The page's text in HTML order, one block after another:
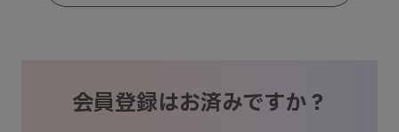
会員登録はお済みですか？